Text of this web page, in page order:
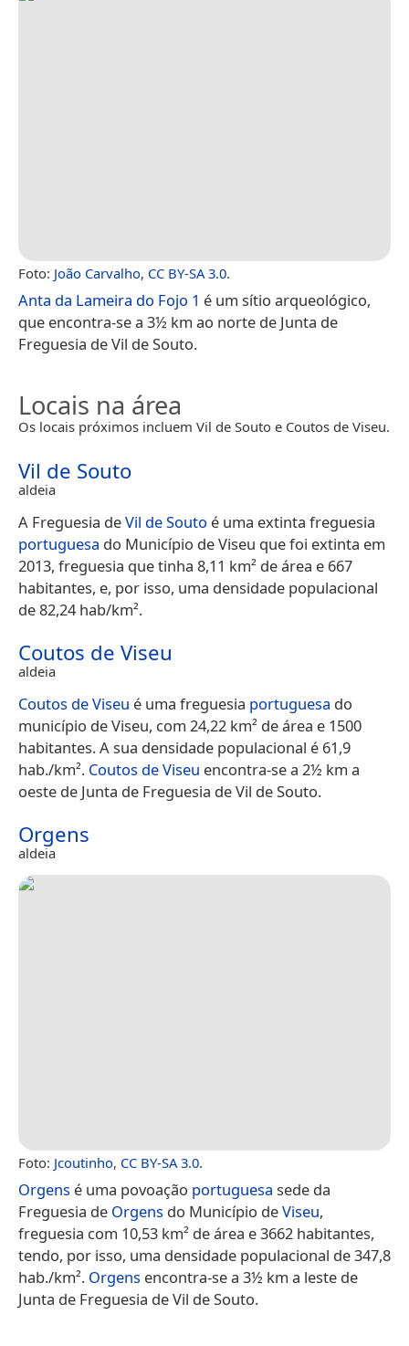
Foto: João Carvalho, CC BY-SA 3.0.
Anta da Lameira do Fojo 1 é um sítio arqueológico,
que encontra-se a 3½ km ao norte de Junta de
Freguesia de Vil de Souto.
Locais na área
Os locais próximos incluem Vil de Souto e Coutos de Viseu.
Vil de Souto
aldeia
A Freguesia deVil de Souto é uma extinta freguesia
portuguesa do Município de Viseu que foi extinta em
2013, freguesia que tinha 8,11 km² de área e 667
habitantes, e, por isso, uma densidade populacional
de 82,24 hab/km².
Coutos de Viseu
aldeia
Coutos de Viseu é uma freguesia portuguesa do
município de Viseu, com 24,22 km² de área e 1500
habitantes. A sua densidade populacional é 61,9
hab./km². Coutos de Viseu encontra-se a 2½ km a
oeste de Junta de Freguesia de Vil de Souto.
Orgens
aldeia
Foto: Jcoutinho, CC BY-SA 3.0.
Orgens é uma povoação portuguesa sede da
Freguesia de Orgens do Município deViseu,
freguesia com 10,53 km² de área e 3662 habitantes,
tendo, por isso, uma densidade populacional de 347,8
hab./km². Orgens encontra-se a 3½ km a leste de
Junta de Freguesia de Vil de Souto.